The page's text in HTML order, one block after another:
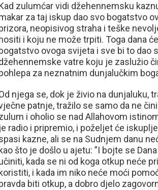
zulumćar vidi džehennemsku
za taj iskup dao svo bogatstvo
neopisivog straha i teške
i koju ne može trpiti. Toga dana
bogatstvo ovoga svijeta i sve bi to dao
vatre koju je zaslužio
za neznatnim dunjalučkim
njega se, dok je živio na dunjaluku,
patnje, tražilo se samo da ne
i oholio se nad Allahovom
je radio i pripremio, i poželjet će
kazne, ali se na Sudnjem danu
kao što je došlo u ajetu: ”I bojte se
kada se ni od koga otkup neće
koristiti, i kada im niko neće moći
biti otkup, a dobro djelo